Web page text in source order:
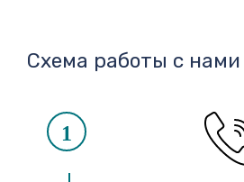
Схема работы с нами
1